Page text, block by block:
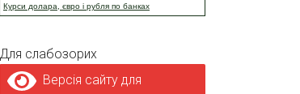
Курси долара, євро і рубля по банках
Для слабозорих
Версія сайту для